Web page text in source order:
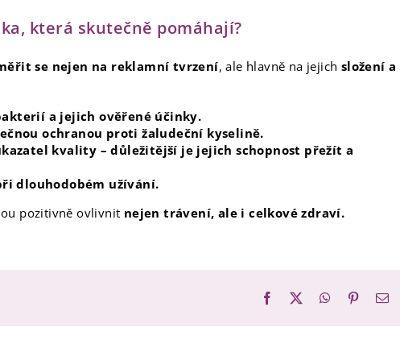
která skutečně pomáhají?
se nejen na reklamní tvrzení, ale hlavně na jejich složení a
a jejich ověřené účinky.
ochranou proti žaludeční kyselině.
kvality – důležitější je jejich schopnost přežít a
dlouhodobém užívání.
pozitivně ovlivnit nejen trávení, ale i celkové zdraví.
Facebook WhatsApp
Pinterest
E-